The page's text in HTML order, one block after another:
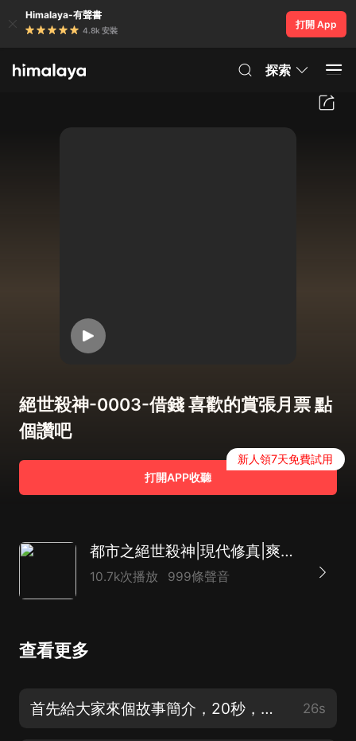
Himalaya-有聲書
4.8k 安裝
打開 App
探索
絕世殺神-0003-借錢 喜歡的賞張月票 點
個讚吧
打開APP收聽
新人領7天免費試用
都市之絕世殺神|現代修真|爽文|多播
10.7k次播放 999條聲音
查看更多
首先給大家來個故事簡介，20秒，大家感興趣我就提供板凳瓜子，大家坐下慢慢聽 26s